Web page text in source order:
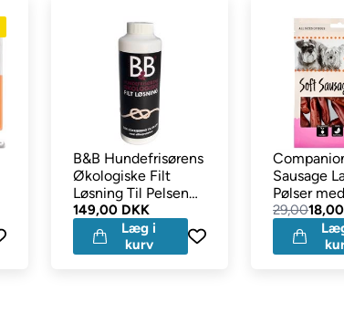
B&B Hundefrisørens
Økologiske Filt
Løsning Til Pelsen
120g
149,00 DKK
Læg i
kurv
Sausage
Pølser
100g
29,00